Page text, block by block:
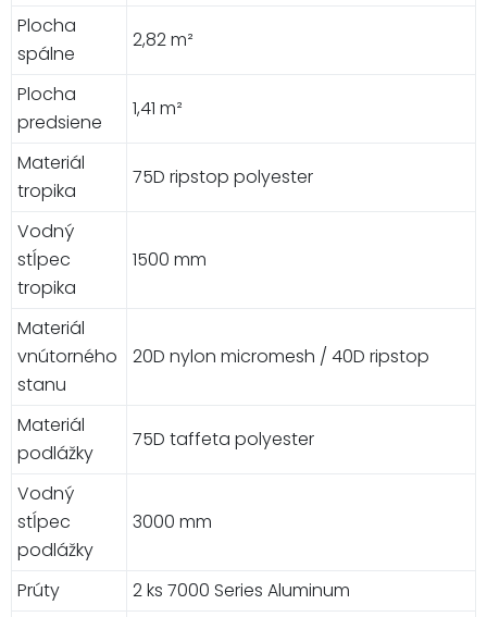
Plocha
spálne
2,82 m²
Plocha
predsiene
1,41 m²
Materiál
tropika
75D ripstop polyester
Vodný
stĺpec
tropika
1500 mm
Materiál
vnútorného
stanu
20D nylon micromesh / 40D ripstop
Materiál
podlážky
75D taffeta polyester
Vodný
stĺpec
podlážky
3000 mm
Prúty
2 ks 7000 Series Aluminum